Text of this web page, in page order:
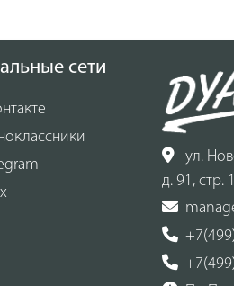
сети
ул.
д. 91, стр.